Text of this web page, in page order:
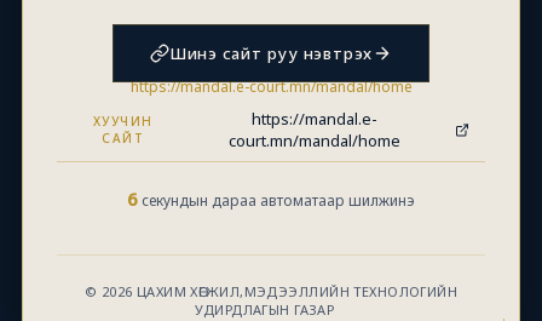
Шинэ сайт руу нэвтрэх
https://mandal.e-court.mn/mandal/home
ХУУЧИН
САЙТ
https://mandal.e-
court.mn/mandal/home
6 секундын дараа автоматаар шилжинэ
© 2026 ЦАХИМ ХӨГЖИЛ,МЭДЭЭЛЛИЙН ТЕХНОЛОГИЙН
УДИРДЛАГЫН ГАЗАР